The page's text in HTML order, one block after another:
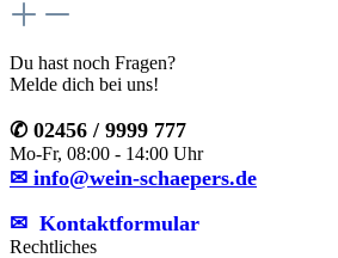
Du hast noch Fragen?
Melde dich bei uns!
✆ 02456 / 9999 777
Mo-Fr, 08:00 - 14:00 Uhr
✉ info@wein-schaepers.de
✉︎ Kontaktformular
Rechtliches